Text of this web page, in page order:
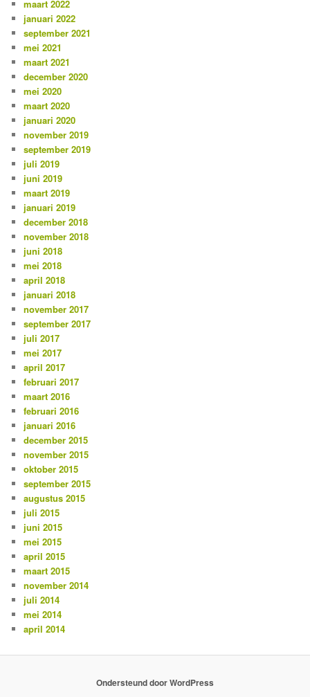
maart 2022
januari 2022
september 2021
mei 2021
maart 2021
december 2020
mei 2020
maart 2020
januari 2020
november 2019
september 2019
juli 2019
juni 2019
maart 2019
januari 2019
december 2018
november 2018
juni 2018
mei 2018
april 2018
januari 2018
november 2017
september 2017
juli 2017
mei 2017
april 2017
februari 2017
maart 2016
februari 2016
januari 2016
december 2015
november 2015
oktober 2015
september 2015
augustus 2015
juli 2015
juni 2015
mei 2015
april 2015
maart 2015
november 2014
juli 2014
mei 2014
april 2014
Ondersteund door WordPress